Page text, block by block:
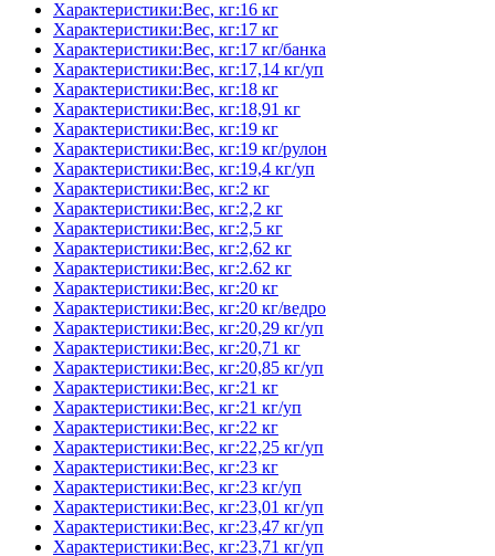
Характеристики:Вес, кг:16 кг
Характеристики:Вес, кг:17 кг
Характеристики:Вес, кг:17 кг/банка
Характеристики:Вес, кг:17,14 кг/уп
Характеристики:Вес, кг:18 кг
Характеристики:Вес, кг:18,91 кг
Характеристики:Вес, кг:19 кг
Характеристики:Вес, кг:19 кг/рулон
Характеристики:Вес, кг:19,4 кг/уп
Характеристики:Вес, кг:2 кг
Характеристики:Вес, кг:2,2 кг
Характеристики:Вес, кг:2,5 кг
Характеристики:Вес, кг:2,62 кг
Характеристики:Вес, кг:2.62 кг
Характеристики:Вес, кг:20 кг
Характеристики:Вес, кг:20 кг/ведро
Характеристики:Вес, кг:20,29 кг/уп
Характеристики:Вес, кг:20,71 кг
Характеристики:Вес, кг:20,85 кг/уп
Характеристики:Вес, кг:21 кг
Характеристики:Вес, кг:21 кг/уп
Характеристики:Вес, кг:22 кг
Характеристики:Вес, кг:22,25 кг/уп
Характеристики:Вес, кг:23 кг
Характеристики:Вес, кг:23 кг/уп
Характеристики:Вес, кг:23,01 кг/уп
Характеристики:Вес, кг:23,47 кг/уп
Характеристики:Вес, кг:23,71 кг/уп